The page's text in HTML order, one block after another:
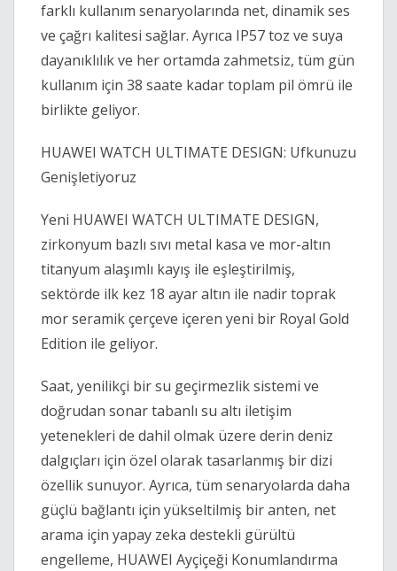
farklı kullanım senaryolarında net, dinamik ses
ve çağrı kalitesi sağlar. Ayrıca IP57 toz ve suya
dayanıklılık ve her ortamda zahmetsiz, tüm gün
kullanım için 38 saate kadar toplam pil ömrü ile
birlikte geliyor.
HUAWEI WATCH ULTIMATE DESIGN: Ufkunuzu
Genişletiyoruz
Yeni HUAWEI WATCH ULTIMATE DESIGN,
zirkonyum bazlı sıvı metal kasa ve mor-altın
titanyum alaşımlı kayış ile eşleştirilmiş,
sektörde ilk kez 18 ayar altın ile nadir toprak
mor seramik çerçeve içeren yeni bir Royal Gold
Edition ile geliyor.
Saat, yenilikçi bir su geçirmezlik sistemi ve
doğrudan sonar tabanlı su altı iletişim
yetenekleri de dahil olmak üzere derin deniz
dalgıçları için özel olarak tasarlanmış bir dizi
özellik sunuyor. Ayrıca, tüm senaryolarda daha
güçlü bağlantı için yükseltilmiş bir anten, net
arama için yapay zeka destekli gürültü
engelleme, HUAWEI Ayçiçeği Konumlandırma